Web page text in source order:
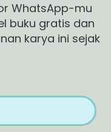
WhatsApp-mu
buku gratis dan
karya ini sejak